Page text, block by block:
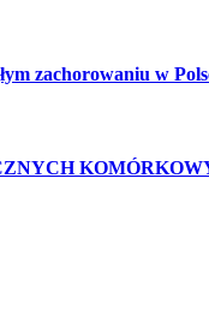
zachorowaniu w